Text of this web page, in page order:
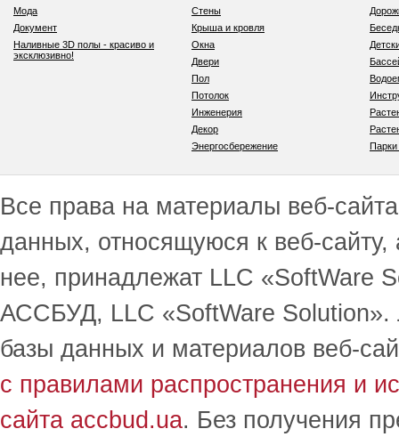
Мода
Документ
Наливные 3D полы - красиво и
эксклюзивно!
Стены
Крыша и кровля
Окна
Двери
Пол
Потолок
Инженерия
Декор
Энергосбережение
Все права на материалы веб-
данных, относящуюся к веб-
нее, принадлежат LLC
АССБУД, LLC «SoftWare Solution».
базы данных и материалов веб-
с правилами распространения и
сайта accbud.ua. Без получения